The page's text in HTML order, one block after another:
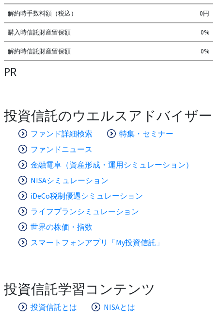
解約時手数料額（税込） 0円
購入時信託財産留保額 0%
解約時信託財産留保額 0%
PR
投資信託のウエルスアドバイザー
ファンド詳細検索
特集・セミナー
ファンドニュース
金融電卓（資産形成・運用シミュレーション）
NISAシミュレーション
iDeCo税制優遇シミュレーション
ライフプランシミュレーション
世界の株価・指数
スマートフォンアプリ「My投資信託」
投資信託学習コンテンツ
投資信託とは NISAとは